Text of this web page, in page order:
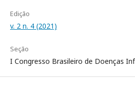
Edição
v. 2 n. 4 (2021)
Seção
I Congresso Brasileiro de Doenças